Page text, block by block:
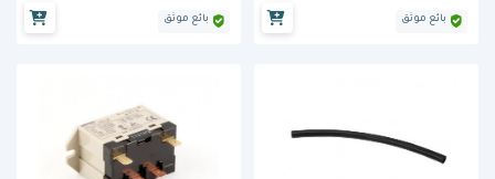
بائع موثق بائع موثق